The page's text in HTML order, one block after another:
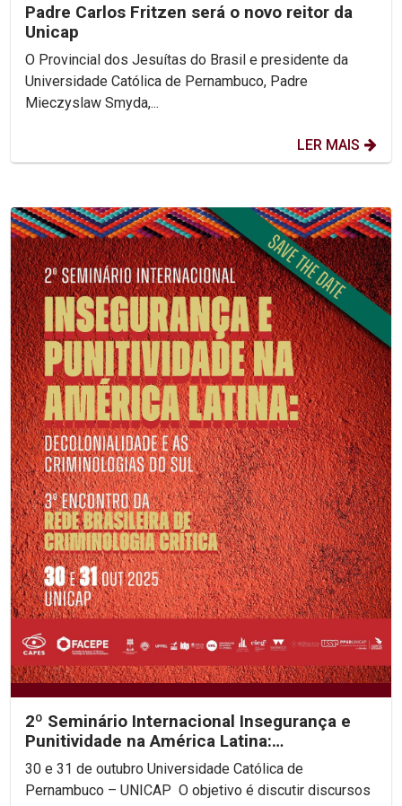
Padre Carlos Fritzen será o novo reitor da
Unicap
O Provincial dos Jesuítas do Brasil e presidente da
Universidade Católica de Pernambuco, Padre
Mieczyslaw Smyda,...
LER MAIS
2º Seminário Internacional Insegurança e
Punitividade na América Latina:
decolonialidade e as...
30 e 31 de outubro Universidade Católica de
Pernambuco – UNICAP O objetivo é discutir discursos